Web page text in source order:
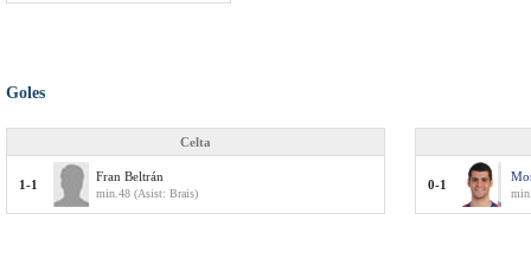
Goles
Celta
1-1
Fran Beltrán
min.48 (Asist: Brais)
0-1